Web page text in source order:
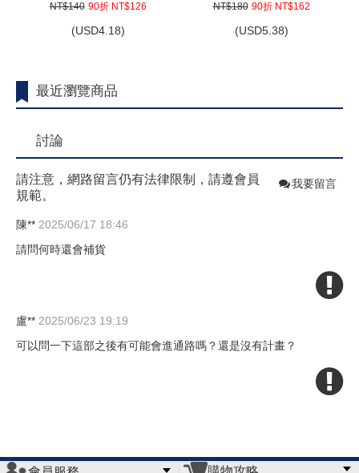
NT$140 90折 NT$126
(USD4.18)
NT$180 90折 NT$162
(USD5.38)
最近瀏覽商品
討論
請注意，網路留言仍有法律限制，請遵會員
規範。
我要留言
陳** 2025/06/17 18:46
請問何時還會補貨
盧** 2025/06/23 19:19
可以問一下這部之後有可能會進通路嗎？還是沒有計畫？